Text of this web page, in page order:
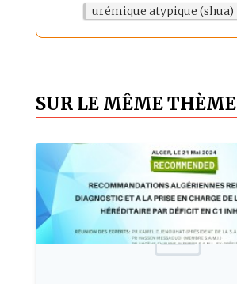
urémique atypique (shua)
SUR LE MÊME THÈME